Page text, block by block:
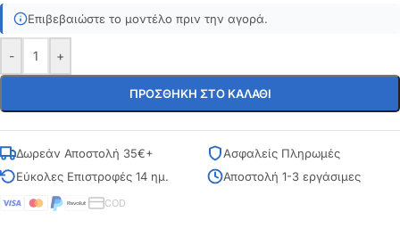
Επιβεβαιώστε το μοντέλο πριν την αγορά.
- +
ΠΡΟΣΘΉΚΗ ΣΤΟ ΚΑΛΆΘΙ
Δωρεάν Αποστολή 35€+
Ασφαλείς Πληρωμές
Εύκολες Επιστροφές 14 ημ.
Αποστολή 1-3 εργάσιμες
COD